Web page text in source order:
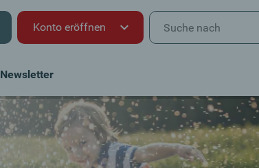
Konto eröffnen
Newsletter